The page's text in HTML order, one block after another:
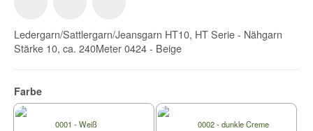
Ledergarn/Sattlergarn/Jeansgarn HT10, HT Serie - Nähgarn
Stärke 10, ca. 240Meter 0424 - Beige
Farbe
0001 - Weiß 0002 - dunkle Creme